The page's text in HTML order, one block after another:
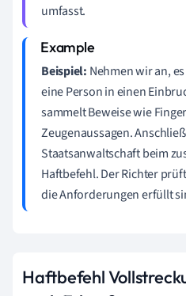
umfasst.
Beispiel: Nehmen wir an,
eine Person in einen
sammelt Beweise wie
Zeugenaussagen.
Staatsanwaltschaft beim
Haftbefehl. Der Richter
die Anforderungen erfüllt
Haftbefehl